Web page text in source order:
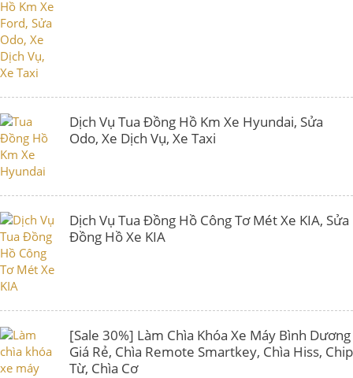
Dịch Vụ Tua Đồng Hồ Km Xe Hyundai, Sửa
Odo, Xe Dịch Vụ, Xe Taxi
Dịch Vụ Tua Đồng Hồ Công Tơ Mét Xe KIA, Sửa
Đồng Hồ Xe KIA
[Sale 30%] Làm Chìa Khóa Xe Máy Bình Dương
Giá Rẻ, Chìa Remote Smartkey, Chìa Hiss, Chip
Từ, Chìa Cơ